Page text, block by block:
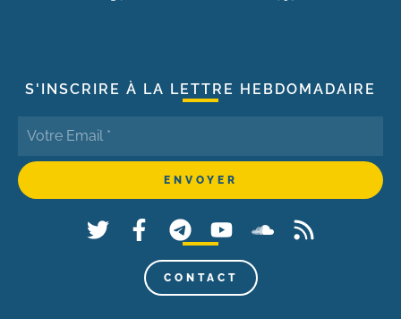
S'INSCRIRE À LA LETTRE HEBDOMADAIRE
CONTACT